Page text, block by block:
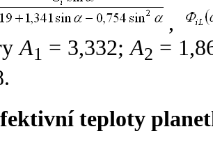
,
A1 = 3,332;A2 =
teploty